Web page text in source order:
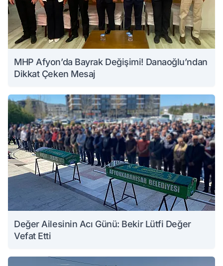
MHP Afyon’da Bayrak Değişimi! Danaoğlu’ndan
Dikkat Çeken Mesaj
Değer Ailesinin Acı Günü: Bekir Lütfi Değer
Vefat Etti